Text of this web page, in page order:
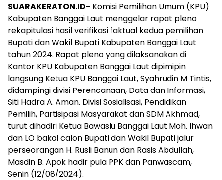
SUARAKERATON.ID- Komisi Pemilihan Umum (KPU)
Kabupaten Banggai Laut menggelar rapat pleno
rekapitulasi hasil verifikasi faktual kedua pemilihan
Bupati dan Wakil Bupati Kabupaten Banggai Laut
tahun 2024. Rapat pleno yang dilaksanakan di
Kantor KPU Kabupaten Banggai Laut dipimipin
langsung Ketua KPU Banggai Laut, Syahrudin M Tintis,
didampingi divisi Perencanaan, Data dan Informasi,
Siti Hadra A. Aman. Divisi Sosialisasi, Pendidikan
Pemilih, Partisipasi Masyarakat dan SDM Akhmad,
turut dihadiri Ketua Bawaslu Banggai Laut Moh. Ihwan
dan LO bakal calon Bupati dan Wakil Bupati jalur
perseorangan H. Rusli Banun dan Rasis Abdullah,
Masdin B. Apok hadir pula PPK dan Panwascam,
Senin (12/08/2024).